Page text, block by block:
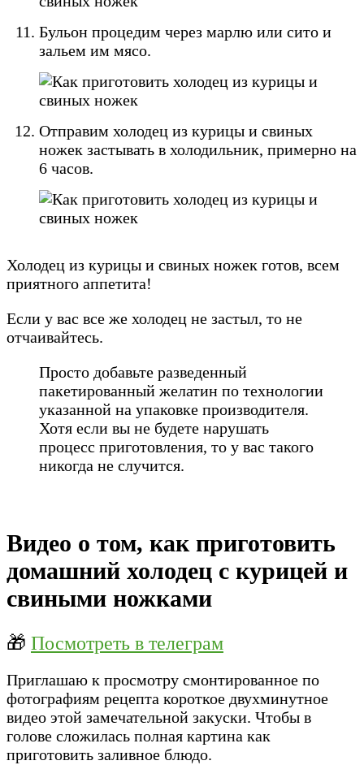
Бульон процедим через марлю или сито и
зальем им мясо.
Отправим холодец из курицы и свиных
ножек застывать в холодильник, примерно на
6 часов.
Холодец из курицы и свиных ножек готов, всем
приятного аппетита!
Если у вас все же холодец не застыл, то не
отчаивайтесь.
Просто добавьте разведенный
пакетированный желатин по технологии
указанной на упаковке производителя.
Хотя если вы не будете нарушать
процесс приготовления, то у вас такого
никогда не случится.
Видео о том, как приготовить
домашний холодец с курицей и
свиными ножками
🎁 Посмотреть в телеграм
Приглашаю к просмотру смонтированное по
фотографиям рецепта короткое двухминутное
видео этой замечательной закуски. Чтобы в
голове сложилась полная картина как
приготовить заливное блюдо.